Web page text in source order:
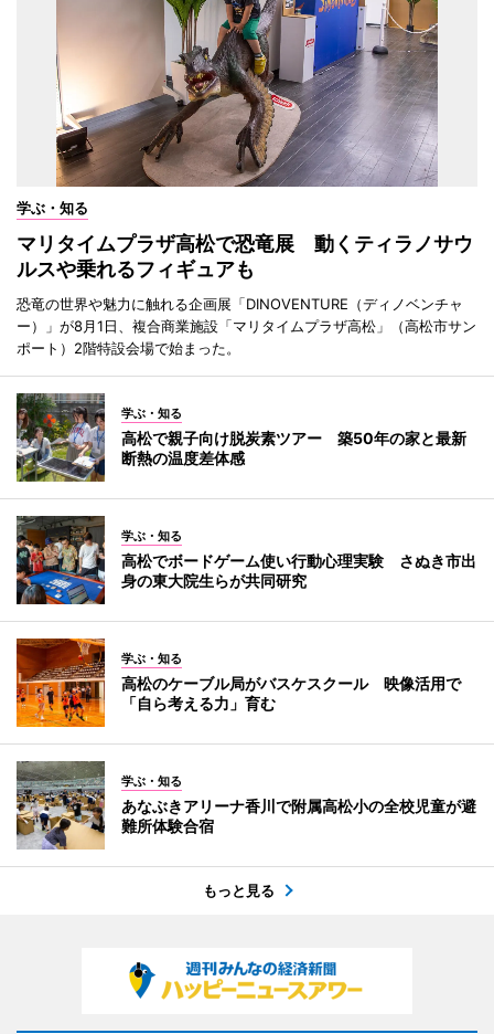
学ぶ・知る
マリタイムプラザ高松で恐竜展 動くティラノサウ
ルスや乗れるフィギュアも
恐竜の世界や魅力に触れる企画展「DINOVENTURE（ディノベンチャ
ー）」が8月1日、複合商業施設「マリタイムプラザ高松」（高松市サン
ポート）2階特設会場で始まった。
学ぶ・知る
高松で親子向け脱炭素ツアー 築50年の家と最新
断熱の温度差体感
学ぶ・知る
高松でボードゲーム使い行動心理実験 さぬき市出
身の東大院生らが共同研究
学ぶ・知る
高松のケーブル局がバスケスクール 映像活用で
「自ら考える力」育む
学ぶ・知る
あなぶきアリーナ香川で附属高松小の全校児童が避
難所体験合宿
もっと見る